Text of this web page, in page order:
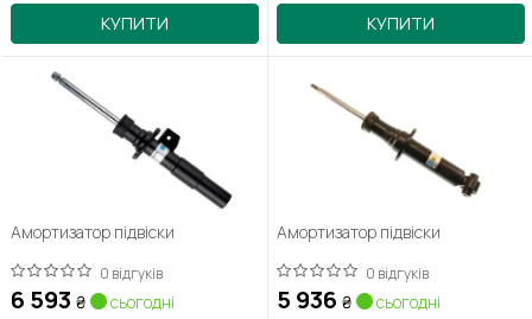
КУПИТИ КУПИТИ
Амортизатор підвіски
0 відгуків
6 593 ₴ сьогодні
Амортизатор підвіски
0 відгуків
5 936 ₴ сьогодні